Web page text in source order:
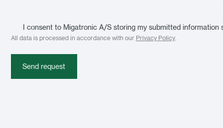
I consent to Migatronic A/S storing my submitted information
All data is processed in accordance with our Privacy Policy.
Send request